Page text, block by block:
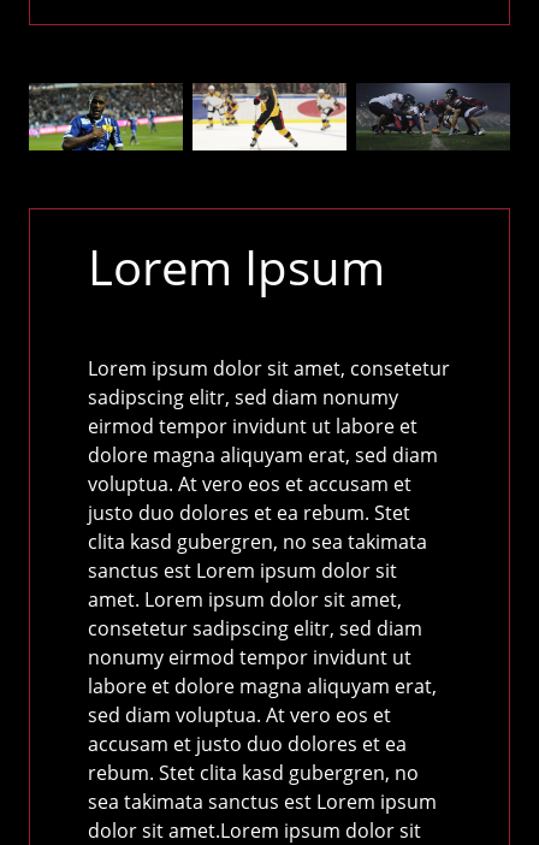
Lorem Ipsum
Lorem ipsum dolor sit amet, consetetur
sadipscing elitr, sed diam nonumy
eirmod tempor invidunt ut labore et
dolore magna aliquyam erat, sed diam
voluptua. At vero eos et accusam et
justo duo dolores et ea rebum. Stet
clita kasd gubergren, no sea takimata
sanctus est Lorem ipsum dolor sit
amet. Lorem ipsum dolor sit amet,
consetetur sadipscing elitr, sed diam
nonumy eirmod tempor invidunt ut
labore et dolore magna aliquyam erat,
sed diam voluptua. At vero eos et
accusam et justo duo dolores et ea
rebum. Stet clita kasd gubergren, no
sea takimata sanctus est Lorem ipsum
dolor sit amet.Lorem ipsum dolor sit